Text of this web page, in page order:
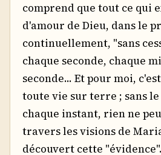
comprend que tout ce qui
d'amour de Dieu, dans le
continuellement, "sans
chaque seconde, chaque
seconde... Et pour moi,
toute vie sur terre ; sans
chaque instant, rien ne
travers les visions de
découvert cette